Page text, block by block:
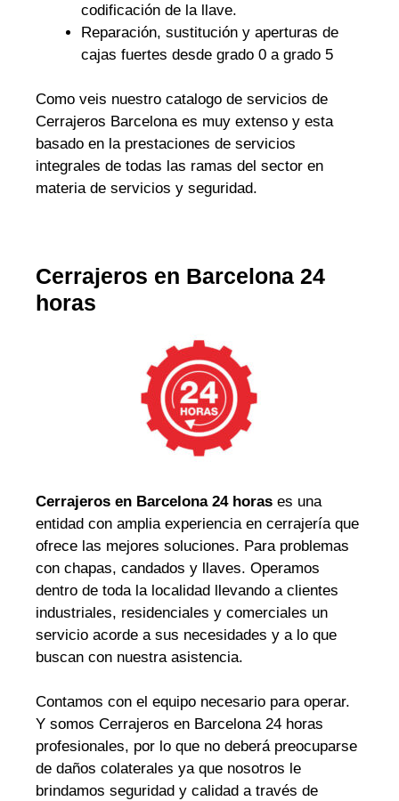
codificación de la llave.
Reparación, sustitución y aperturas de
cajas fuertes desde grado 0 a grado 5
Como veis nuestro catalogo de servicios de
Cerrajeros Barcelona es muy extenso y esta
basado en la prestaciones de servicios
integrales de todas las ramas del sector en
materia de servicios y seguridad.
Cerrajeros en Barcelona 24
horas
Cerrajeros en Barcelona 24 horas es una
entidad con amplia experiencia en cerrajería que
ofrece las mejores soluciones. Para problemas
con chapas, candados y llaves. Operamos
dentro de toda la localidad llevando a clientes
industriales, residenciales y comerciales un
servicio acorde a sus necesidades y a lo que
buscan con nuestra asistencia.
Contamos con el equipo necesario para operar.
Y somos Cerrajeros en Barcelona 24 horas
profesionales, por lo que no deberá preocuparse
de daños colaterales ya que nosotros le
brindamos seguridad y calidad a través de